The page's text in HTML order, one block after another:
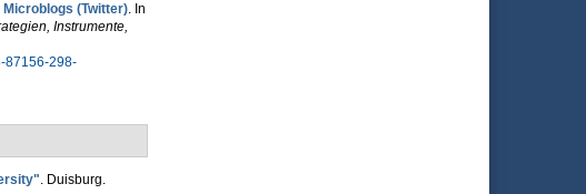
(Twitter). In
Instrumente,
87156-298-
. Duisburg.